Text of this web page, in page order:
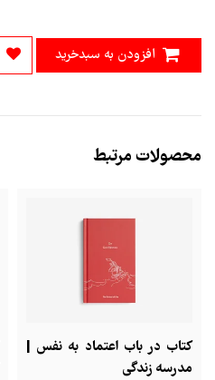
محصولات مرتبط
کتاب در باب اعتماد به نفس |
مدرسه زندگی